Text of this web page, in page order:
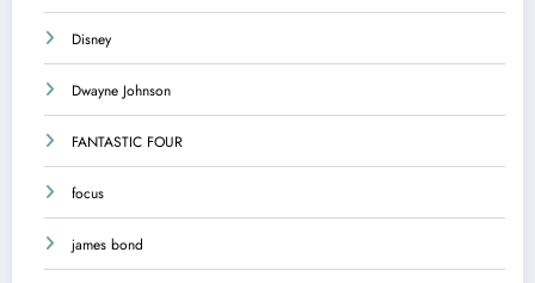
Disney
Dwayne Johnson
FANTASTIC FOUR
focus
james bond